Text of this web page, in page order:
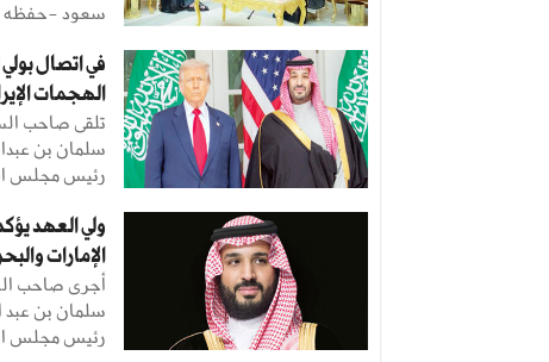
سعود -حفظه
في اتصال
الهجمات
تلقى صاحب
سلمان بن
رئيس مجلس
ولي العهد
الإمارات
أجرى صاحب
سلمان بن عبد
رئيس مجلس